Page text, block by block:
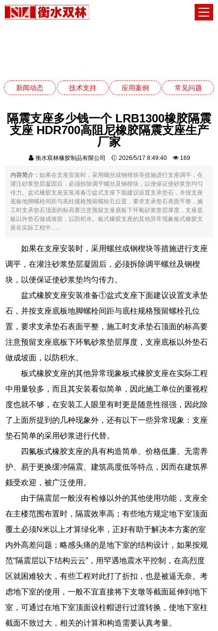
新闻动态 技术支持 应用案例 常见问题
隔震支座多少钱一个 LRB1300橡胶隔震
支座 HDR700高阻尼橡胶隔震支座生产
厂家
衡水双林橡胶制品有限公司 2026/5/17 8:49:40 169
内容简介：如果在支座安装时，采用螺丝或钢楔块等措施进行支座调平，在
灌注砂浆垫层凝固后，必须拆除调平螺丝及钢楔块，以便保证使砂浆垫均匀
传力。盆式橡胶支座安装准备①盆式支座下面建议设置支承垫石，并按支座
底板地脚螺栓间距与底柱规格预留螺栓孔位置，要求支承垫石表面平整，施
工时支承垫石顶面的标高要注意预留支座底板下环氧砂浆垫层厚度，支座底
板以外垫石做成坡面，以防积水。板式橡胶支座的其他异常现象板式橡胶支
座在实际工程中......
如果在支座安装时，采用螺丝或钢楔块等措施进行支座
调平，在灌注砂浆垫层凝固后，必须拆除调平螺丝及钢楔
块，以便保证使砂浆垫均匀传力。
盆式橡胶支座安装准备①盆式支座下面建议设置支承垫
石，并按支座底板地脚螺栓间距与底柱规格预留螺栓孔位
置，要求支承垫石表面平整，施工时支承垫石顶面的标高要
注意预留支座底板下环氧砂浆垫层厚度，支座底板以外垫石
做成坡面，以防积水。
板式橡胶支座的其他异常现象板式橡胶支座在实际工程
中用量较多，而且其安装看似简单，因此施工单位的重视程
度也就不够，在安装工人眼里有时更是随意性很强，因此除
了上面所提到的几种现象外，还有以下一些异常现象：支座
垫石简单的采用砂浆进行代替。
四氟板式橡胶支座的具有构造简单、价格低廉、无需养
护、易于更换缓冲隔震、建筑高度低等特点，因而在建筑界
颇受欢迎，被广泛使用。
由于隔震层一般没有检修以外的其他使用功能，支座全
在主楼范围布置时，隔震效率高；有些地方规定地下室顶面
覆土必须N米以上才算绿化率，正好有助于解决本方案的室
内外高差问题；略感头痛的是地下室的结构设计，如果按规
范“隔震层以下结构云云”，用罕遇地震水平控制，在高烈度
区就困难较大，有些工程对此打了折扣，也是被逼无奈。考
虑地下室的使用，一般不宜直接将下支墩等截面延伸到地下
室，可通过在地下室顶面设柱帽进行过渡转换，使地下室柱
截面不致过大，相关的计算和构造需要认真考量。